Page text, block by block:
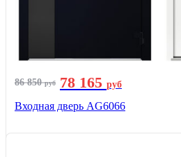
86 850руб 78 165 руб
Входная дверь AG6066